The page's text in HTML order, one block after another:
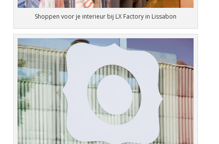
Shoppen voor je interieur bij LX Factory in Lissabon